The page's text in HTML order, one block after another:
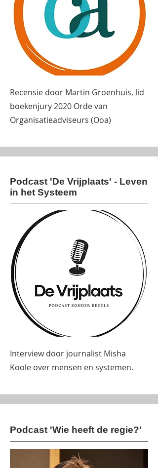
Recensie door Martin Groenhuis, lid
boekenjury 2020 Orde van
Organisatieadviseurs (Ooa)
Podcast 'De Vrijplaats' - Leven
in het Systeem
Interview door journalist Misha
Koole over mensen en systemen.
Podcast 'Wie heeft de regie?'